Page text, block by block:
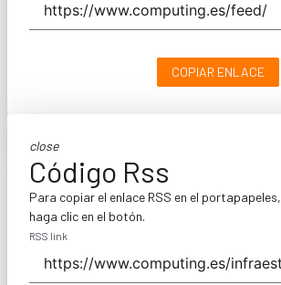
COPIAR ENLACE
close
Código Rss
Para copiar el enlace RSS en el portapapeles,
haga clic en el botón.
RSS link